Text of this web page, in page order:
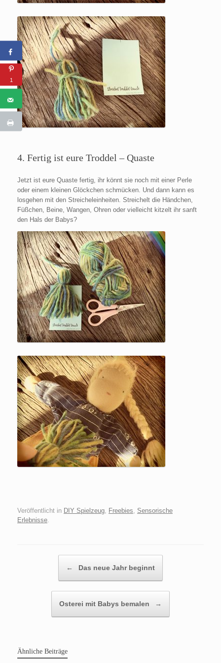
4. Fertig ist eure Troddel – Quaste
Jetzt ist eure Quaste fertig, ihr könnt sie noch mit einer Perle
oder einem kleinen Glöckchen schmücken. Und dann kann es
losgehen mit den Streicheleinheiten. Streichelt die Händchen,
Füßchen, Beine, Wangen, Ohren oder vielleicht kitzelt ihr sanft
den Hals der Babys?
Veröffentlicht in DIY Spielzeug Freebies
Sensorische
Erlebnisse
← Das neue Jahr beginnt
Osterei mit Babys bemalen →
Ähnliche Beiträge
1